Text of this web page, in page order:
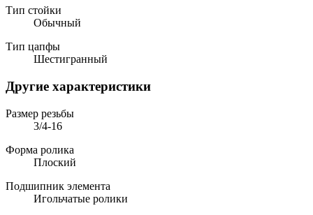
Тип стойки
Обычный
Тип цапфы
Шестигранный
Другие характеристики
Размер резьбы
3/4-16
Форма ролика
Плоский
Подшипник элемента
Игольчатые ролики